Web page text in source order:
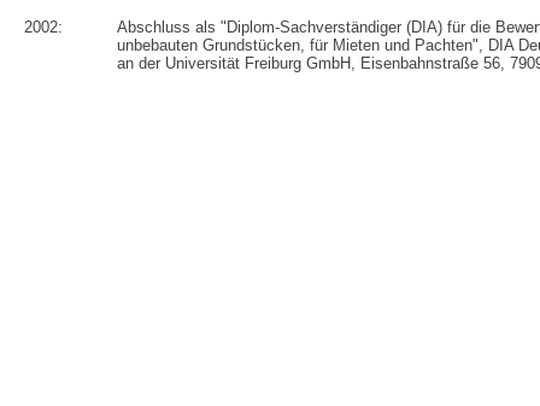
2002:
Abschluss als "Diplom-Sachverständiger (DIA) für die
unbebauten Grundstücken, für Mieten und Pachten", DIA
an der Universität Freiburg GmbH, Eisenbahnstraße 56,